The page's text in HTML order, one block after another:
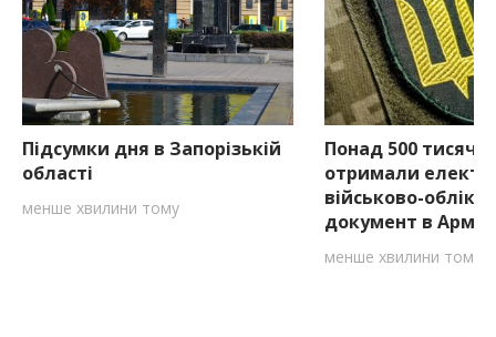
Підсумки дня в Запорізькій
області
менше хвилини тому
Понад 500 тисяч
отримали
військово-
документ в
менше хвилини тому